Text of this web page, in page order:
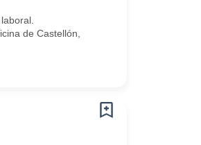
de Castellón,